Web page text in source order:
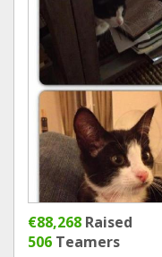
€88,268 Raised
506 Teamers